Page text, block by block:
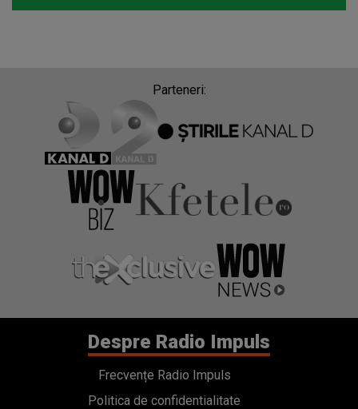
Parteneri:
Despre Radio Impuls
Frecvențe Radio Impuls
Politica de confidentialitate